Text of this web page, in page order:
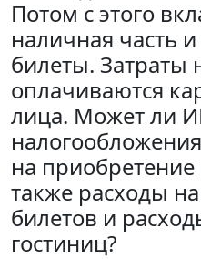
Потом с этого
наличная часть
билеты. Затраты
оплачиваются
лица. Может ли
на
также расходы
билетов и
гостиниц?